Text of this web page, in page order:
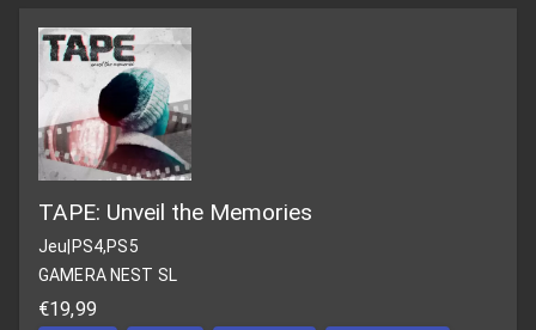
TAPE: Unveil the Memories
Jeu|PS4,PS5
GAMERA NEST SL
€19,99